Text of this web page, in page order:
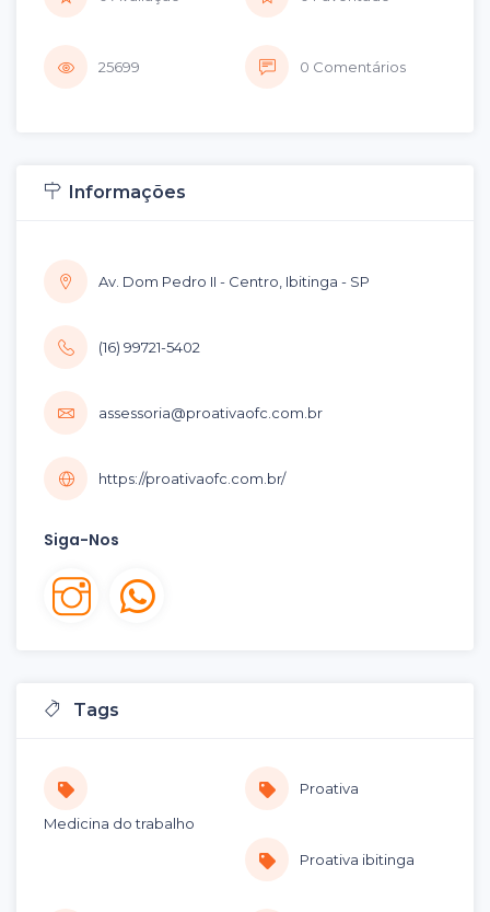
25699 0 Comentários
Informações
Av. Dom Pedro II - Centro, Ibitinga - SP
(16) 99721-5402
assessoria@proativaofc.com.br
https://proativaofc.com.br/
Siga-Nos
Tags
Medicina do trabalho
Proativa
Proativa ibitinga